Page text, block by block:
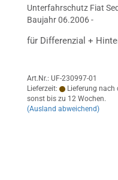
Unterfahrschutz Fiat
Baujahr 06.2006 -
für Differenzial +
Art.Nr.: UF-230997-01
Lieferzeit:
Lieferung nach
sonst bis zu 12 Wochen.
(Ausland abweichend)